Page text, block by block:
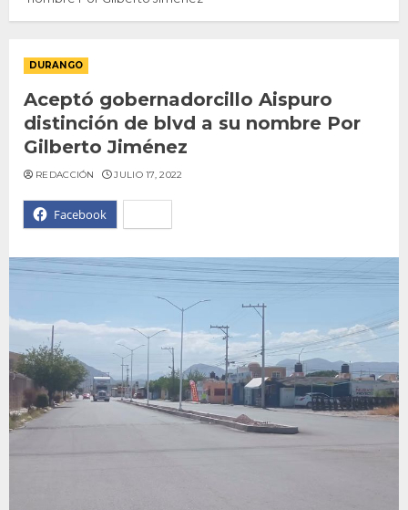
DURANGO
Aceptó gobernadorcillo Aispuro
distinción de blvd a su nombre Por
Gilberto Jiménez
Facebook
REDACCIÓN JULIO 17, 2022